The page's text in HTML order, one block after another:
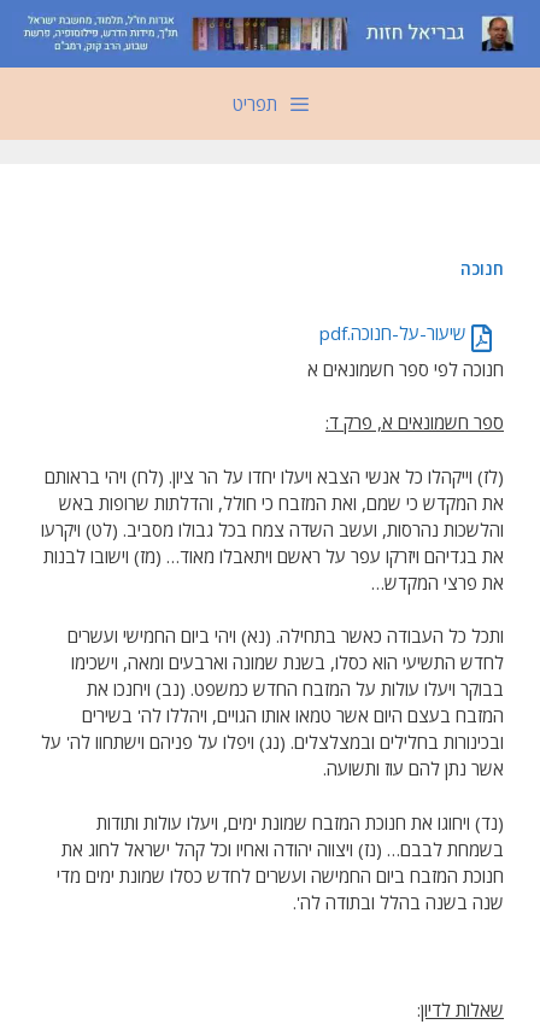
לדלג
לתוכן
תפריט
חנוכה
שיעור-על-חנוכה.pdf
חנוכה לפי ספר חשמונאים א
ספר חשמונאים א, פרק ד:
(לז) וייקהלו כל אנשי הצבא ויעלו יחדו על הר ציון. (לח) ויהי בראותם
את המקדש כי שמם, ואת המזבח כי חולל, והדלתות שרופות באש
והלשכות נהרסות, ועשב השדה צמח בכל גבולו מסביב. (לט) ויקרעו
את בגדיהם ויזרקו עפר על ראשם ויתאבלו מאוד… (מז) וישובו לבנות
את פרצי המקדש…
ותכל כל העבודה כאשר בתחילה. (נא) ויהי ביום החמישי ועשרים
לחדש התשיעי הוא כסלו, בשנת שמונה וארבעים ומאה, וישכימו
בבוקר ויעלו עולות על המזבח החדש כמשפט. (נב) ויחנכו את
המזבח בעצם היום אשר טמאו אותו הגויים, ויהללו לה' בשירים
ובכינורות בחלילים ובמצלצלים. (נג) ויפלו על פניהם וישתחוו לה' על
אשר נתן להם עוז ותשועה.
(נד) ויחוגו את חנוכת המזבח שמונת ימים, ויעלו עולות ותודות
בשמחת לבבם… (נז) ויצווה יהודה ואחיו וכל קהל ישראל לחוג את
חנוכת המזבח ביום החמישה ועשרים לחדש כסלו שמונת ימים מדי
שנה בשנה בהלל ובתודה לה'.
שאלות לדיון: